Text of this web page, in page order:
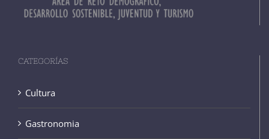
CATEGORÍAS
Cultura
Gastronomia